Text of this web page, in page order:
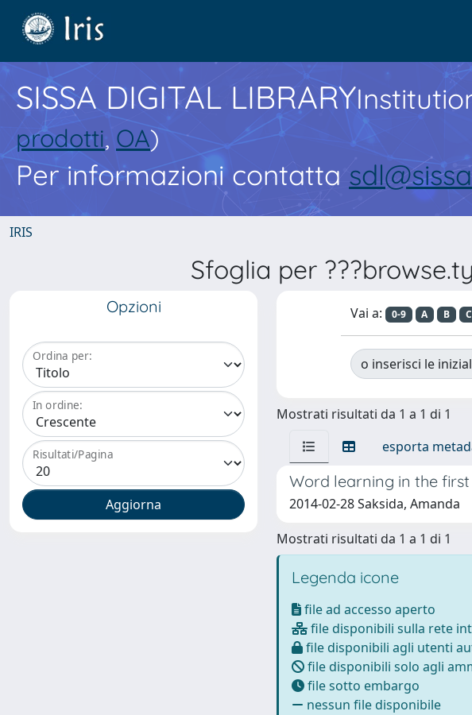
SISSA DIGITAL LIBRARY
prodotti, OA)
Per informazioni contatta
IRIS
Sfoglia per
Opzioni
Ordina per:
In ordine:
Risultati/Pagina
Vai a: 0-9 A B C
o inserisci le
Mostrati risultati da 1 a 1 di 1
esporta
Word learning in the
2014-02-28 Saksida, Amanda
Mostrati risultati da 1 a 1 di 1
Legenda icone
file ad accesso aperto
file disponibili sulla rete
file disponibili agli utenti
file disponibili solo agli
file sotto embargo
nessun file disponibile